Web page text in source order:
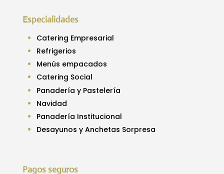
Especialidades
Catering Empresarial
Refrigerios
Menús empacados
Catering Social
Panadería y Pastelería
Navidad
Panadería Institucional
Desayunos y Anchetas Sorpresa
Pagos seguros